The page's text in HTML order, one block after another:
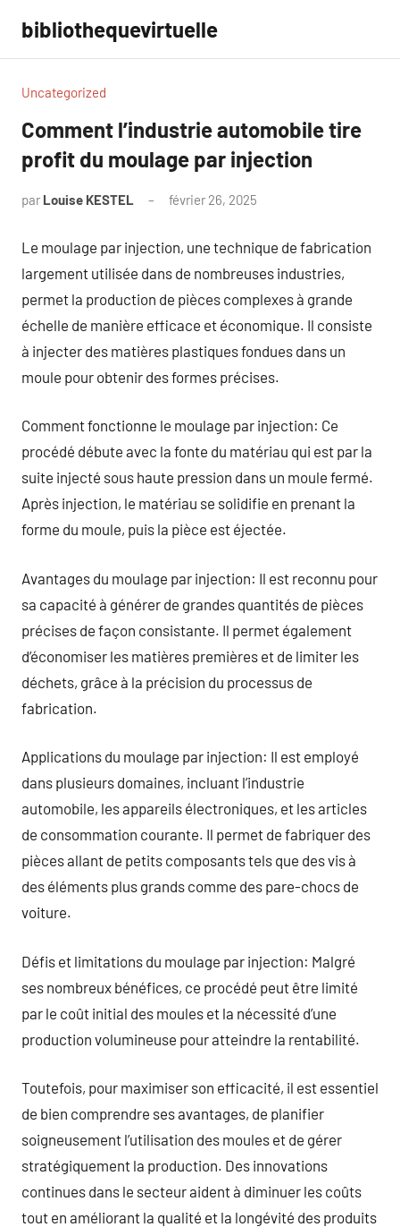
contenu
bibliothequevirtuelle
Uncategorized
Comment l’industrie automobile tire
profit du moulage par injection
par Louise KESTEL février 26, 2025
Le moulage par injection, une technique de fabrication
largement utilisée dans de nombreuses industries,
permet la production de pièces complexes à grande
échelle de manière efficace et économique. Il consiste
à injecter des matières plastiques fondues dans un
moule pour obtenir des formes précises.
Comment fonctionne le moulage par injection: Ce
procédé débute avec la fonte du matériau qui est par la
suite injecté sous haute pression dans un moule fermé.
Après injection, le matériau se solidifie en prenant la
forme du moule, puis la pièce est éjectée.
Avantages du moulage par injection: Il est reconnu pour
sa capacité à générer de grandes quantités de pièces
précises de façon consistante. Il permet également
d’économiser les matières premières et de limiter les
déchets, grâce à la précision du processus de
fabrication.
Applications du moulage par injection: Il est employé
dans plusieurs domaines, incluant l’industrie
automobile, les appareils électroniques, et les articles
de consommation courante. Il permet de fabriquer des
pièces allant de petits composants tels que des vis à
des éléments plus grands comme des pare-chocs de
voiture.
Défis et limitations du moulage par injection: Malgré
ses nombreux bénéfices, ce procédé peut être limité
par le coût initial des moules et la nécessité d’une
production volumineuse pour atteindre la rentabilité.
Toutefois, pour maximiser son efficacité, il est essentiel
de bien comprendre ses avantages, de planifier
soigneusement l’utilisation des moules et de gérer
stratégiquement la production. Des innovations
continues dans le secteur aident à diminuer les coûts
tout en améliorant la qualité et la longévité des produits